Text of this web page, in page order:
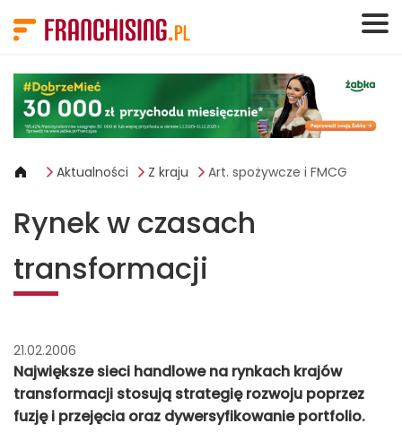
Aktualności Z kraju Art. spożywcze i FMCG
Rynek w czasach
transformacji
21.02.2006
Największe sieci handlowe na rynkach krajów
transformacji stosują strategię rozwoju poprzez
fuzję i przejęcia oraz dywersyfikowanie portfolio.